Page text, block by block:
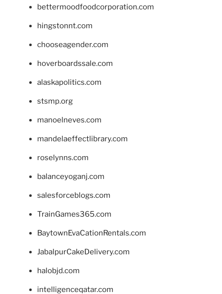
bettermoodfoodcorporation.com
hingstonnt.com
chooseagender.com
hoverboardssale.com
alaskapolitics.com
stsmp.org
manoelneves.com
mandelaeffectlibrary.com
roselynns.com
balanceyoganj.com
salesforceblogs.com
TrainGames365.com
BaytownEvaCationRentals.com
JabalpurCakeDelivery.com
halobjd.com
intelligenceqatar.com